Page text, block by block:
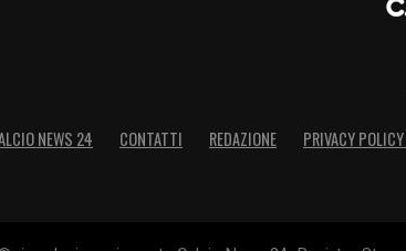
NEWS 24 CONTATTI REDAZIONE PRIVACY